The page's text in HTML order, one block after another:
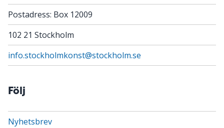
Postadress: Box 12009
102 21 Stockholm
info.stockholmkonst@stockholm.se
Följ
Nyhetsbrev